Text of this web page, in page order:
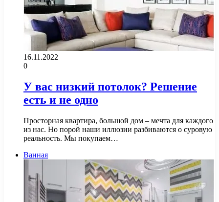
16.11.2022
0
У вас низкий потолок? Решение
есть и не одно
Просторная квартира, большой дом – мечта для каждого
из нас. Но порой наши иллюзии разбиваются о суровую
реальность. Мы покупаем…
Ванная